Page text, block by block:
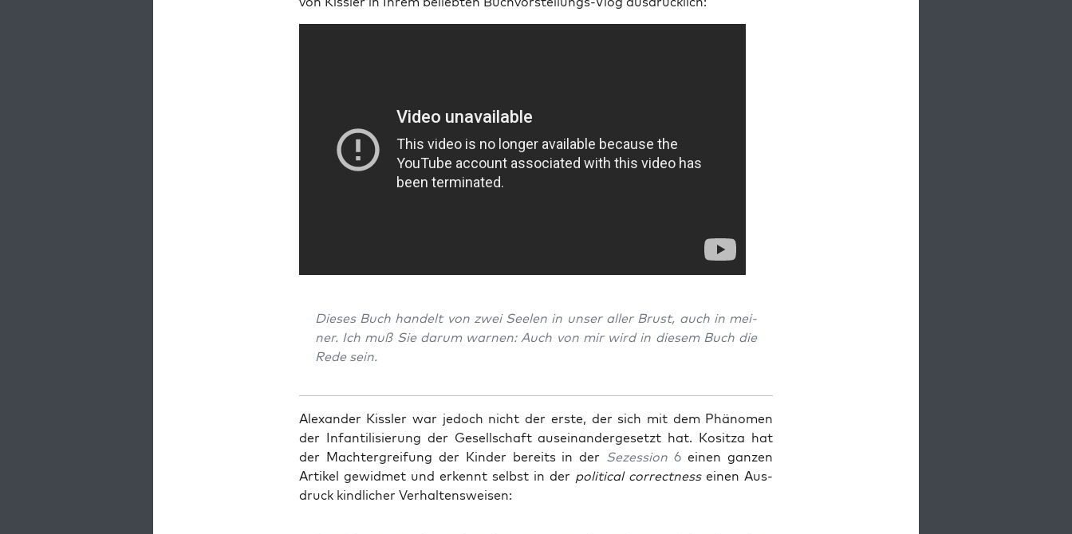
Die­ses Buch han­delt von zwei See­len in unser aller Brust, auch in mei­
ner. Ich muß Sie dar­um war­nen: Auch von mir wird in die­sem Buch die
Rede sein.
Alex­an­der Kiss­ler war jedoch nicht der ers­te, der sich mit dem Phä­no­men
der Infan­ti­li­sie­rung der Gesell­schaft aus­ein­an­der­ge­setzt hat. Kositza hat
der Macht­er­grei­fung der Kin­der bereits in der Sezes­si­on6 einen gan­zen
Arti­kel gewid­met und erkennt selbst in der poli­ti­cal cor­rect­nesseinen Aus­
druck kind­li­cher Verhaltensweisen: